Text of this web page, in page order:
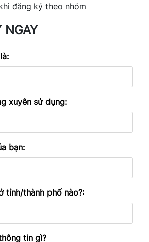
đăng ký theo nhóm
NGAY
xuyên sử dụng:
bạn:
tỉnh/thành phố nào?:
tin gì?